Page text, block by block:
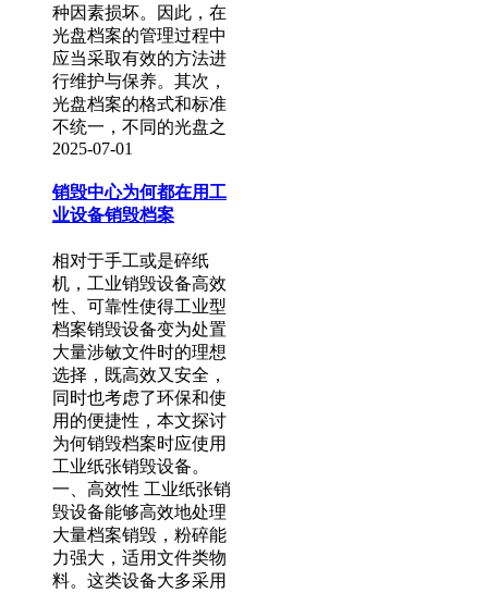
种因素损坏。因此，在
光盘档案的管理过程中
应当采取有效的方法进
行维护与保养。其次，
光盘档案的格式和标准
不统一，不同的光盘之
2025-07-01
销毁中心为何都在用工
业设备销毁档案
相对于手工或是碎纸
机，工业销毁设备高效
性、可靠性使得工业型
档案销毁设备变为处置
大量涉敏文件时的理想
选择，既高效又安全，
同时也考虑了环保和使
用的便捷性，本文探讨
为何销毁档案时应使用
工业纸张销毁设备。
一、高效性 工业纸张销
毁设备能够高效地处理
大量档案销毁，粉碎能
力强大，适用文件类物
料。这类设备大多采用